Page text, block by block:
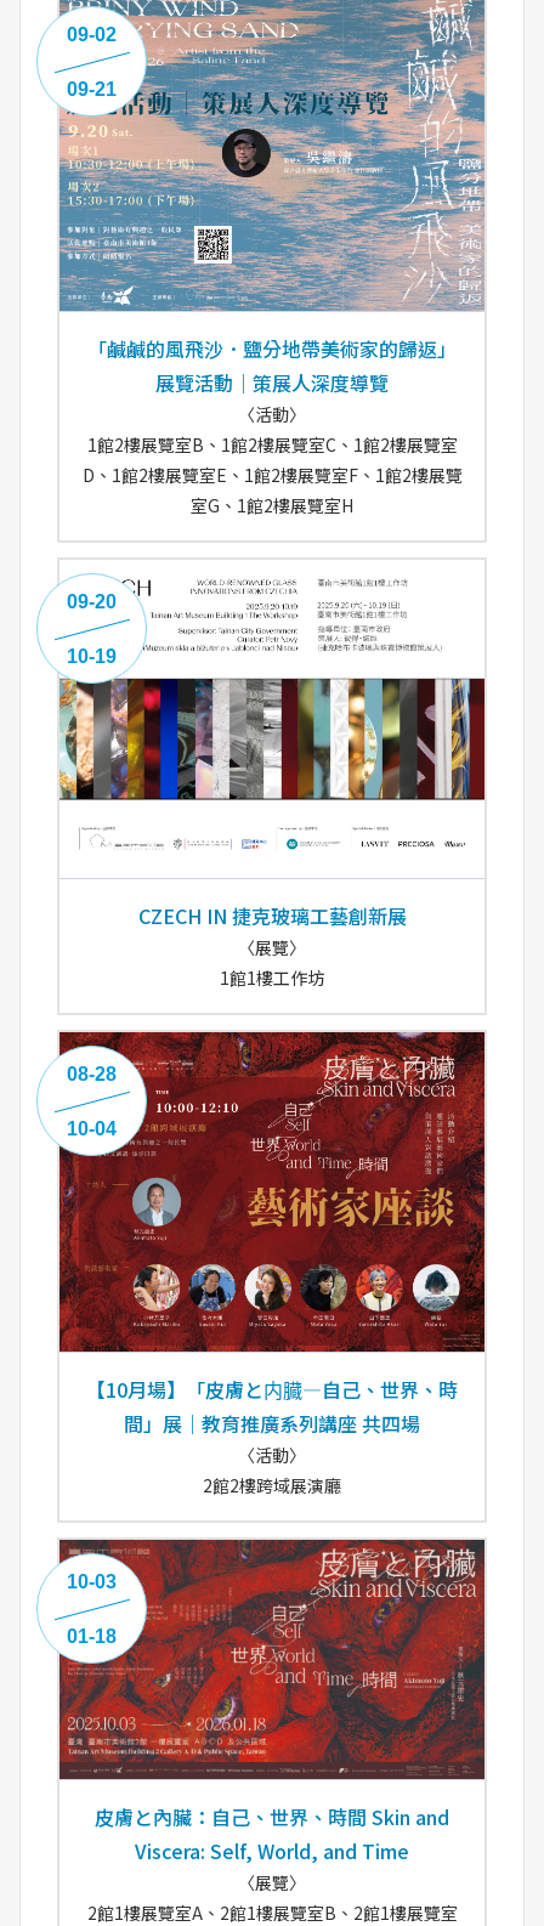
「鹹鹹的風飛沙．鹽分地帶美術家的歸返」
展覽活動｜策展人深度導覽
〈活動〉
1館2樓展覽室B、1館2樓展覽室C、1館2樓展覽室
D、1館2樓展覽室E、1館2樓展覽室F、1館2樓展覽
室G、1館2樓展覽室H
09-02
09-21
CZECH IN 捷克玻璃工藝創新展
〈展覽〉
1館1樓工作坊
09-20
10-19
【10月場】「皮膚と内臓―自己、世界、時
間」展｜教育推廣系列講座 共四場
〈活動〉
2館2樓跨域展演廳
08-28
10-04
皮膚と內臟：自己、世界、時間 Skin and
Viscera: Self, World, and Time
〈展覽〉
2館1樓展覽室A、2館1樓展覽室B、2館1樓展覽室
10-03
01-18